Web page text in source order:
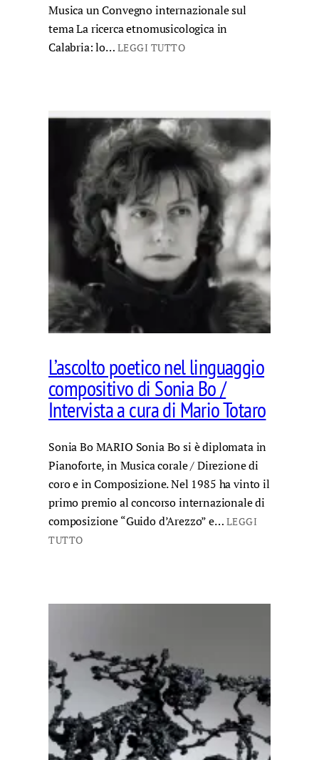
Musica un Convegno internazionale sul
tema La ricerca etnomusicologica in
Calabria: lo… LEGGI TUTTO
L’ascolto poetico nel linguaggio
compositivo di Sonia Bo /
Intervista a cura di Mario Totaro
Sonia Bo MARIO Sonia Bo si è diplomata in
Pianoforte, in Musica corale / Direzione di
coro e in Composizione. Nel 1985 ha vinto il
primo premio al concorso internazionale di
composizione “Guido d’Arezzo” e… LEGGI
TUTTO